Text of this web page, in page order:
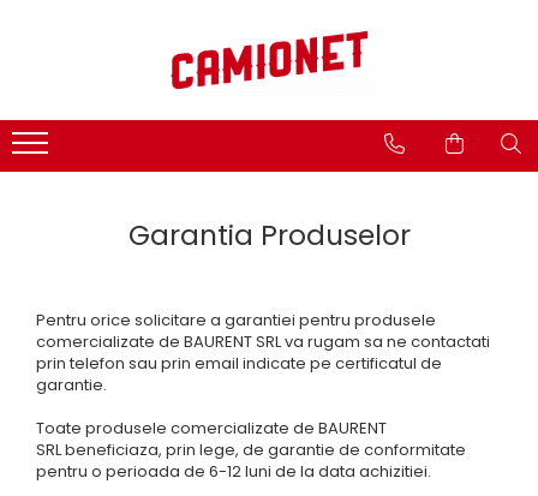
Categorii lift hidraulic
STEAGURI SEMNALIZARE
CAPAC
BOLTURI
BUCSE
PLACA ELECTRONICA
BOBINE SI ELECTROVALVE
REZERVOR HIDRAULIC
Lifturi hidraulice
BÄR - CARGOLIFT
Hidraulice
Cilindri hidraulici si burdufe
cauciuc
MBB - PALFINGER
Mecanica
Hidraulica
Spray tehnic
Uleiuri
Accesorii camioane si remorci
Avertizare si Siguranta
Accesorii Rezervor
Covoare Antiderapante din
Bucatarie Camion
Lumini Camioane
Remorca
Accesorii Prelata
Garantia Produselor
Pentru orice solicitare a garantiei pentru produsele
comercializate de BAURENT SRL va rugam sa ne contactati
prin telefon sau prin email indicate pe certificatul de
garantie.
Toate produsele comercializate de BAURENT
SRL beneficiaza, prin lege, de garantie de conformitate
pentru o perioada de 6-12 luni de la data achizitiei.